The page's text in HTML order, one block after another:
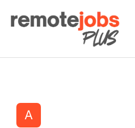
Remote Jobs Plus
A